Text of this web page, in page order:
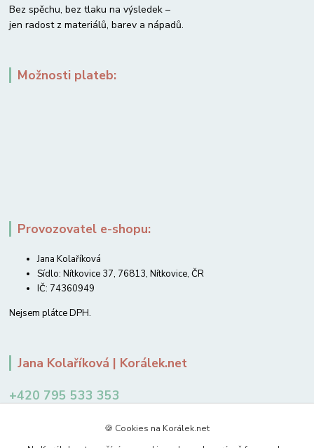
Bez spěchu, bez tlaku na výsledek –
jen radost z materiálů, barev a nápadů.
Možnosti plateb:
Provozovatel e-shopu:
Jana Kolaříková
Sídlo: Nítkovice 37, 76813, Nítkovice, ČR
IČ: 74360949
Nejsem plátce DPH.
Jana Kolaříková | Korálek.net
+420 795 533 353
🍪 Cookies na Korálek.net